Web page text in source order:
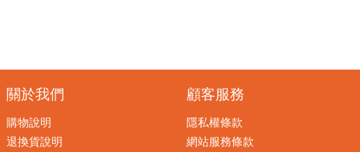
關於我們
購物說明
退換貨說明
顧客服務
隱私權條款
網站服務條款